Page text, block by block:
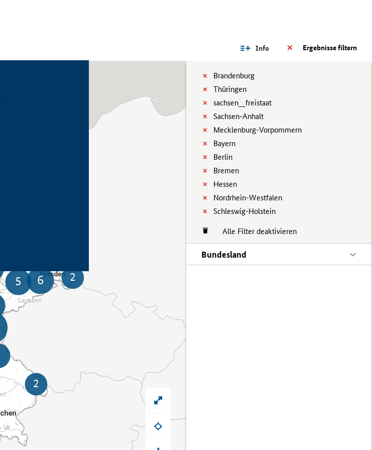
Ergebnisse filtern
Info
Brandenburg
Thüringen
sachsen__freistaat
Sachsen-Anhalt
Mecklenburg-Vorpommern
Bayern
Berlin
Bremen
Hessen
Nordrhein-Westfalen
Schleswig-Holstein
Alle Filter deaktivieren
Bundesland